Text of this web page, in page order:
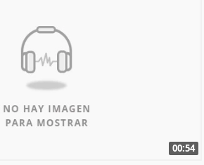
00:54